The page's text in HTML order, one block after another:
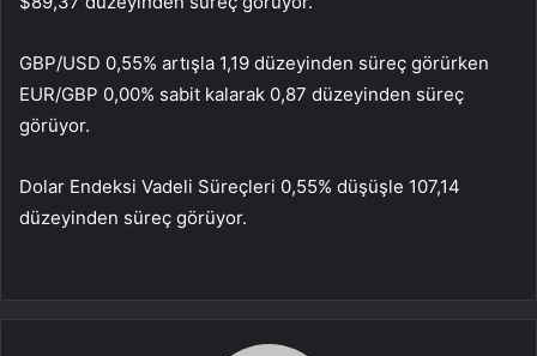
GBP/USD 0,55% artışla 1,19 düzeyinden süreç görürken
EUR/GBP 0,00% sabit kalarak 0,87 düzeyinden süreç
görüyor.
Dolar Endeksi Vadeli Süreçleri 0,55% düşüşle 107,14
düzeyinden süreç görüyor.